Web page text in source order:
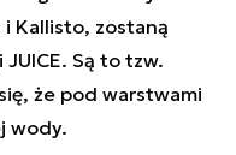
i Kallisto, zostaną
Są to tzw.
że pod warstwami
wody.